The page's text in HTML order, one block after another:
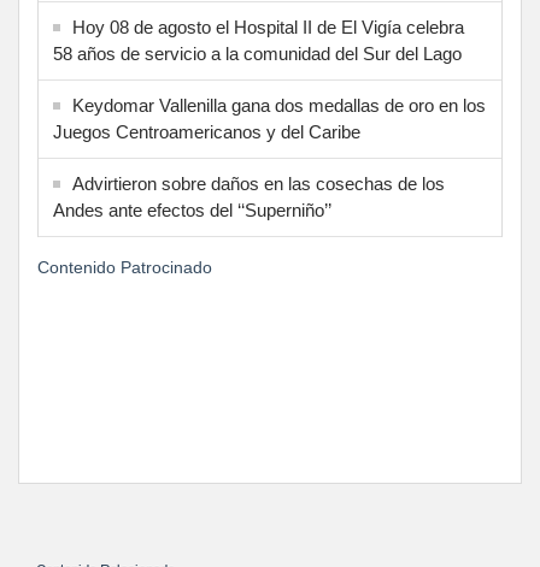
Hoy 08 de agosto el Hospital II de El Vigía celebra
58 años de servicio a la comunidad del Sur del Lago
Keydomar Vallenilla gana dos medallas de oro en los
Juegos Centroamericanos y del Caribe
Advirtieron sobre daños en las cosechas de los
Andes ante efectos del ‘‘Superniño’’
Contenido Patrocinado